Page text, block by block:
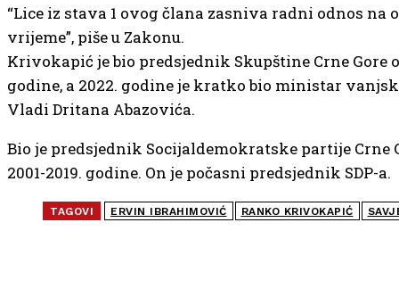
“Lice iz stava 1 ovog člana zasniva radni odnos na
vrijeme”, piše u Zakonu.
Krivokapić je bio predsjednik Skupštine Crne Gore
godine, a 2022. godine je kratko bio ministar
Vladi Dritana Abazovića.
Bio je predsjednik Socijaldemokratske partije Crne
2001-2019. godine. On je počasni predsjednik SDP-a.
TAGOVI ERVIN IBRAHIMOVIĆ RANKO KRIVOKAPIĆ